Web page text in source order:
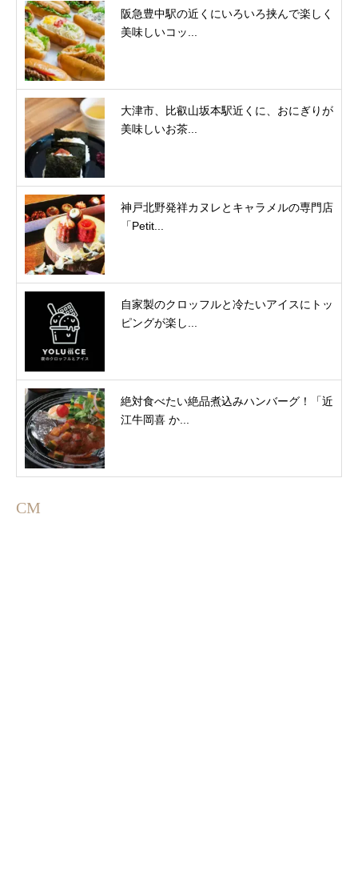
阪急豊中駅の近くにいろいろ挟んで楽しく
美味しいコッ...
大津市、比叡山坂本駅近くに、おにぎりが
美味しいお茶...
神戸北野発祥カヌレとキャラメルの専門店
「Petit...
自家製のクロッフルと冷たいアイスにトッ
ピングが楽し...
絶対食べたい絶品煮込みハンバーグ！「近
江牛岡喜 か...
CM